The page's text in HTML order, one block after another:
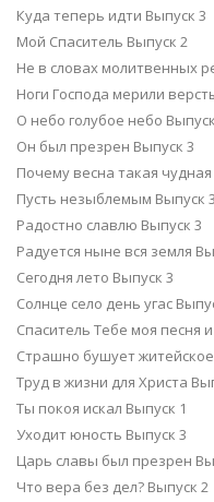
Куда теперь идти Выпуск 3
Мой Спаситель Выпуск 2
Не в словах молитвенных
Ноги Господа мерили
О небо голубое небо
Он был презрен Выпуск 3
Почему весна такая
Пусть незыблемым Выпуск 3
Радостно славлю Выпуск 3
Радуется ныне вся земля
Сегодня лето Выпуск 3
Солнце село день угас
Спаситель Тебе моя песня
Страшно бушует
Труд в жизни для Христа
Ты покоя искал Выпуск 1
Уходит юность Выпуск 3
Царь славы был презрен
Что вера без дел? Выпуск 2